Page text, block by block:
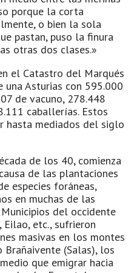
porque la corta
o bien la sola
pastan, puso la finura
otras dos clases.»
el Catastro del Marqués
una Asturias con 595.000
de vacuno, 278.448
caballerías. Estos
hasta mediados del siglo
de los 40, comienza
de las plantaciones
especies foráneas,
en muchas de las
del occidente
Eilao, etc., sufrieron
masivas en los montes
Brañaivente (Salas), los
que emigrar hacia